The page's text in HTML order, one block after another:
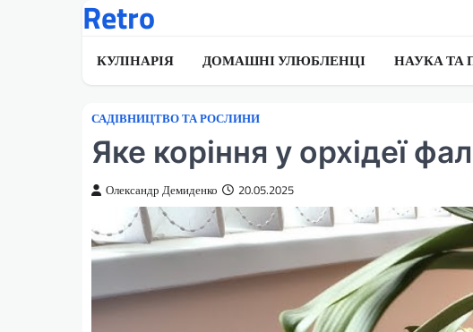
Retro
КУЛІНАРІЯ ДОМАШНІ УЛЮБЛЕНЦІ НАУКА ТА
САДІВНИЦТВО ТА РОСЛИНИ
Яке коріння у орхідеї
Олександр Демиденко 20.05.2025